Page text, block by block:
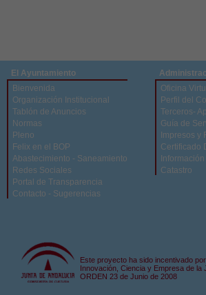
El Ayuntamiento
Bienvenida
Organización Institucional
Tablón de Anuncios
Normas
Pleno
Felix en el BOP
Abastecimiento - Saneamiento
Redes Sociales
Portal de Transparencia
Contacto - Sugerencias
Oficina
Perfil del
Terceros-
Guía de
Impresos y
Certificado
Catastro
Este proyecto ha sido incentivado
Innovación, Ciencia y Empresa de la
ORDEN 23 de Junio de 2008